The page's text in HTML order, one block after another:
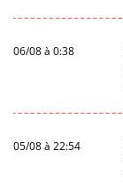
06/08 à 0:38
05/08 à 22:54